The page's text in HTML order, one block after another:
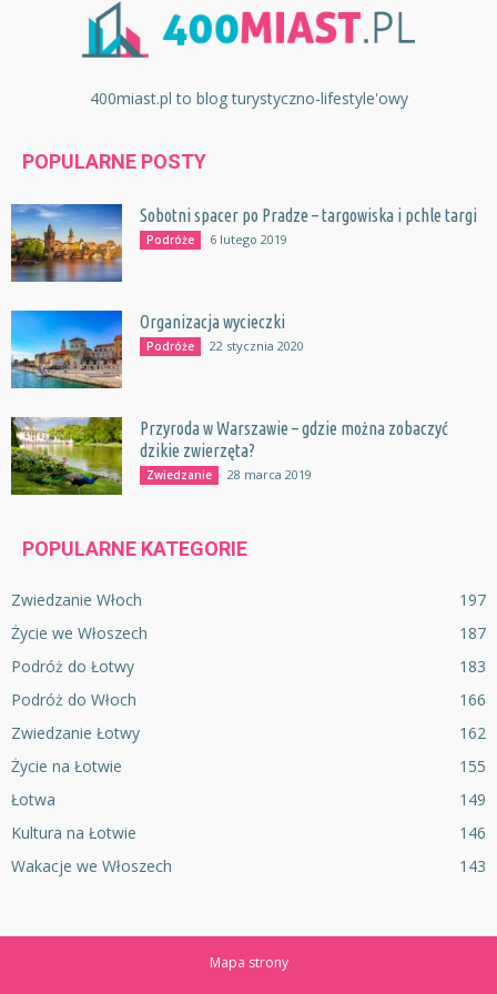
400miast.pl to blog turystyczno-lifestyle'owy
POPULARNE POSTY
Sobotni spacer po Pradze – targowiska i pchle targi
Podróże 6 lutego 2019
Organizacja wycieczki
Podróże 22 stycznia 2020
Przyroda w Warszawie – gdzie można zobaczyć
dzikie zwierzęta?
Zwiedzanie 28 marca 2019
POPULARNE KATEGORIE
Zwiedzanie Włoch
197
Życie we Włoszech
187
Podróż do Łotwy
183
Podróż do Włoch
166
Zwiedzanie Łotwy
162
Życie na Łotwie
155
Łotwa
149
Kultura na Łotwie
146
Wakacje we Włoszech
143
Mapa strony